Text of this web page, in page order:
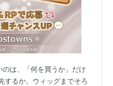
は、「何を買うか」だけ
するか。ウィッグまでそろ